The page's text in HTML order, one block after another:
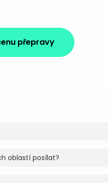
přepravy
oblastí posílat?